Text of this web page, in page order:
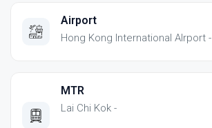
Airport
Hong Kong International AIrport -
MTR
Lai Chi Kok -